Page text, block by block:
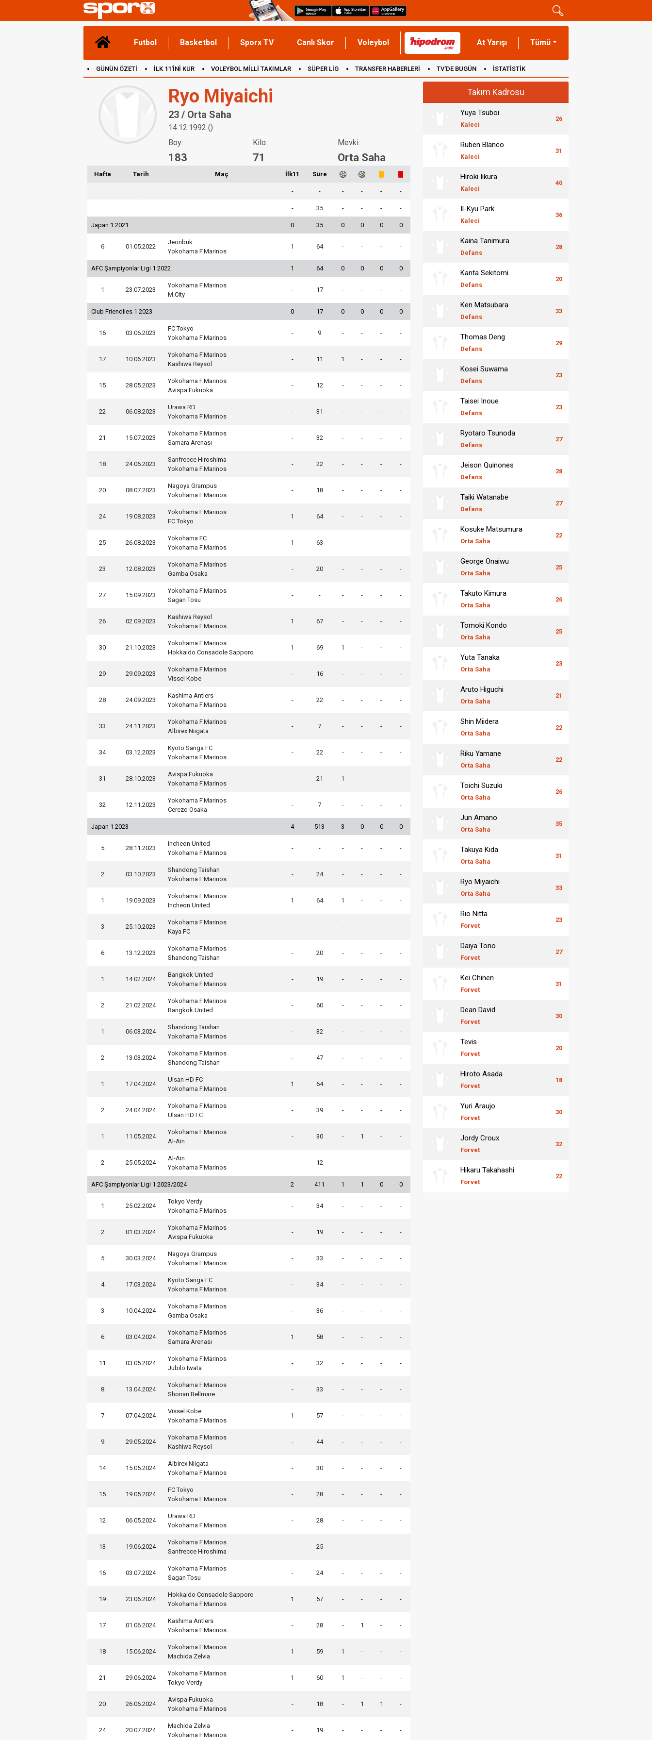
Futbol Basketbol Sporx TV Canlı Skor Voleybol At Yarışı Tümü
GÜNÜN ÖZETİ İLK 11'İNİ KUR VOLEYBOL MİLLİ TAKIMLAR SÜPER LİG TRANSFER HABERLERİ TV'DE BUGÜN İSTATİSTİK
Ryo Miyaichi
23 / Orta Saha
14.12.1992 ()
Boy:
183
Kilo:
71
Mevki:
Orta Saha
Hafta Tarih Maç İlk11 Süre
- - - - - -
- 35 - - - -
Japan 1 2021 0 35 0 0 0 0
6 01.05.2022
Jeonbuk
Yokohama F.Marinos
1 64 - - - -
AFC Şampiyonlar Ligi 1 2022 1 64 0 0 0 0
1 23.07.2023
Yokohama F.Marinos
M.City
- 17 - - - -
Club Friendlies 1 2023 0 17 0 0 0 0
16 03.06.2023
FC Tokyo
Yokohama F.Marinos
- 9 - - - -
17 10.06.2023
Yokohama F.Marinos
Kashiwa Reysol
- 11 1 - - -
15 28.05.2023
Yokohama F.Marinos
Avispa Fukuoka
- 12 - - - -
22 06.08.2023
Urawa RD
Yokohama F.Marinos
- 31 - - - -
21 15.07.2023
Yokohama F.Marinos
Samara Arenası
- 32 - - - -
18 24.06.2023
Sanfrecce Hiroshima
Yokohama F.Marinos
- 22 - - - -
20 08.07.2023
Nagoya Grampus
Yokohama F.Marinos
- 18 - - - -
24 19.08.2023
Yokohama F.Marinos
FC Tokyo
1 64 - - - -
25 26.08.2023
Yokohama FC
Yokohama F.Marinos
1 63 - - - -
23 12.08.2023
Yokohama F.Marinos
Gamba Osaka
- 20 - - - -
27 15.09.2023
Yokohama F.Marinos
Sagan Tosu
- - - - - -
26 02.09.2023
Kashiwa Reysol
Yokohama F.Marinos
1 67 - - - -
30 21.10.2023
Yokohama F.Marinos
Hokkaido Consadole Sapporo
1 69 1 - - -
29 29.09.2023
Yokohama F.Marinos
Vissel Kobe
- 16 - - - -
28 24.09.2023
Kashima Antlers
Yokohama F.Marinos
- 22 - - - -
33 24.11.2023
Yokohama F.Marinos
Albirex Niigata
- 7 - - - -
34 03.12.2023
Kyoto Sanga FC
Yokohama F.Marinos
- 22 - - - -
31 28.10.2023
Avispa Fukuoka
Yokohama F.Marinos
- 21 1 - - -
32 12.11.2023
Yokohama F.Marinos
Cerezo Osaka
- 7 - - - -
Japan 1 2023 4 513 3 0 0 0
5 28.11.2023
Incheon United
Yokohama F.Marinos
- - - - - -
2 03.10.2023
Shandong Taishan
Yokohama F.Marinos
- 24 - - - -
1 19.09.2023
Yokohama F.Marinos
Incheon United
1 64 1 - - -
3 25.10.2023
Yokohama F.Marinos
Kaya FC
- - - - - -
6 13.12.2023
Yokohama F.Marinos
Shandong Taishan
- 20 - - - -
1 14.02.2024
Bangkok United
Yokohama F.Marinos
- 19 - - - -
2 21.02.2024
Yokohama F.Marinos
Bangkok United
- 60 - - - -
1 06.03.2024
Shandong Taishan
Yokohama F.Marinos
- 32 - - - -
2 13.03.2024
Yokohama F.Marinos
Shandong Taishan
- 47 - - - -
1 17.04.2024
Ulsan HD FC
Yokohama F.Marinos
1 64 - - - -
2 24.04.2024
Yokohama F.Marinos
Ulsan HD FC
- 39 - - - -
1 11.05.2024
Yokohama F.Marinos
Al-Ain
- 30 - 1 - -
2 25.05.2024
Al-Ain
Yokohama F.Marinos
- 12 - - - -
AFC Şampiyonlar Ligi 1 2023/2024 2 411 1 1 0 0
1 25.02.2024
Tokyo Verdy
Yokohama F.Marinos
- 34 - - - -
2 01.03.2024
Yokohama F.Marinos
Avispa Fukuoka
- 19 - - - -
5 30.03.2024
Nagoya Grampus
Yokohama F.Marinos
- 33 - - - -
4 17.03.2024
Kyoto Sanga FC
Yokohama F.Marinos
- 34 - - - -
3 10.04.2024
Yokohama F.Marinos
Gamba Osaka
- 36 - - - -
6 03.04.2024
Yokohama F.Marinos
Samara Arenası
1 58 - - - -
11 03.05.2024
Yokohama F.Marinos
Jubilo Iwata
- 32 - - - -
8 13.04.2024
Yokohama F.Marinos
Shonan Bellmare
- 33 - - - -
7 07.04.2024
Vissel Kobe
Yokohama F.Marinos
1 57 - - - -
9 29.05.2024
Yokohama F.Marinos
Kashiwa Reysol
- 44 - - - -
14 15.05.2024
Albirex Niigata
Yokohama F.Marinos
- 30 - - - -
15 19.05.2024
FC Tokyo
Yokohama F.Marinos
- 28 - - - -
12 06.05.2024
Urawa RD
Yokohama F.Marinos
- 28 - - - -
13 19.06.2024
Yokohama F.Marinos
Sanfrecce Hiroshima
- 25 - - - -
16 03.07.2024
Yokohama F.Marinos
Sagan Tosu
- 24 - - - -
19 23.06.2024
Hokkaido Consadole Sapporo
Yokohama F.Marinos
1 57 - - - -
17 01.06.2024
Kashima Antlers
Yokohama F.Marinos
- 28 - 1 - -
18 15.06.2024
Yokohama F.Marinos
Machida Zelvia
1 59 1 - - -
21 29.06.2024
Yokohama F.Marinos
Tokyo Verdy
1 60 1 - - -
20 26.06.2024
Avispa Fukuoka
Yokohama F.Marinos
- 18 - 1 1 -
24 20.07.2024
Machida Zelvia
Yokohama F.Marinos
- 19 - - - -
Takım Kadrosu
Yuya Tsuboi
Kaleci
26
Ruben Blanco
Kaleci
31
Hiroki Iikura
Kaleci
40
Il-Kyu Park
Kaleci
36
Kaina Tanimura
Defans
28
Kanta Sekitomi
Defans
20
Ken Matsubara
Defans
33
Thomas Deng
Defans
29
Kosei Suwama
Defans
23
Taisei Inoue
Defans
23
Ryotaro Tsunoda
Defans
27
Jeison Quinones
Defans
28
Taiki Watanabe
Defans
27
Kosuke Matsumura
Orta Saha
22
George Onaiwu
Orta Saha
25
Takuto Kimura
Orta Saha
26
Tomoki Kondo
Orta Saha
25
Yuta Tanaka
Orta Saha
23
Aruto Higuchi
Orta Saha
21
Shin Miidera
Orta Saha
22
Riku Yamane
Orta Saha
22
Toichi Suzuki
Orta Saha
26
Jun Amano
Orta Saha
35
Takuya Kida
Orta Saha
31
Ryo Miyaichi
Orta Saha
33
Rio Nitta
Forvet
23
Daiya Tono
Forvet
27
Kei Chinen
Forvet
31
Dean David
Forvet
30
Tevis
Forvet
20
Hiroto Asada
Forvet
18
Yuri Araujo
Forvet
30
Jordy Croux
Forvet
32
Hikaru Takahashi
Forvet
22